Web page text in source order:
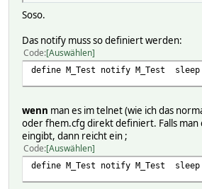
Soso.
Das notify muss so definiert werden:
Code Auswählen
define M_Test notify M_Test
wenn man es im telnet (wie ich das
oder fhem.cfg direkt definiert. Falls man
eingibt, dann reicht ein ;
Code Auswählen
define M_Test notify M_Test